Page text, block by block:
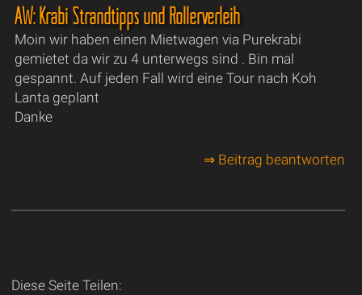
AW: Krabi Strandtipps und Rollerverleih
Moin wir haben einen Mietwagen via Purekrabi
gemietet da wir zu 4 unterwegs sind . Bin mal
gespannt. Auf jeden Fall wird eine Tour nach Koh
Lanta geplant
Danke
⇒ Beitrag beantworten
Diese Seite Teilen: